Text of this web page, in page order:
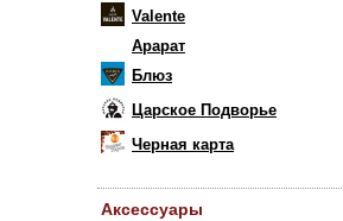
Valente
Арарат
Блюз
Царское Подворье
Черная карта
Аксессуары